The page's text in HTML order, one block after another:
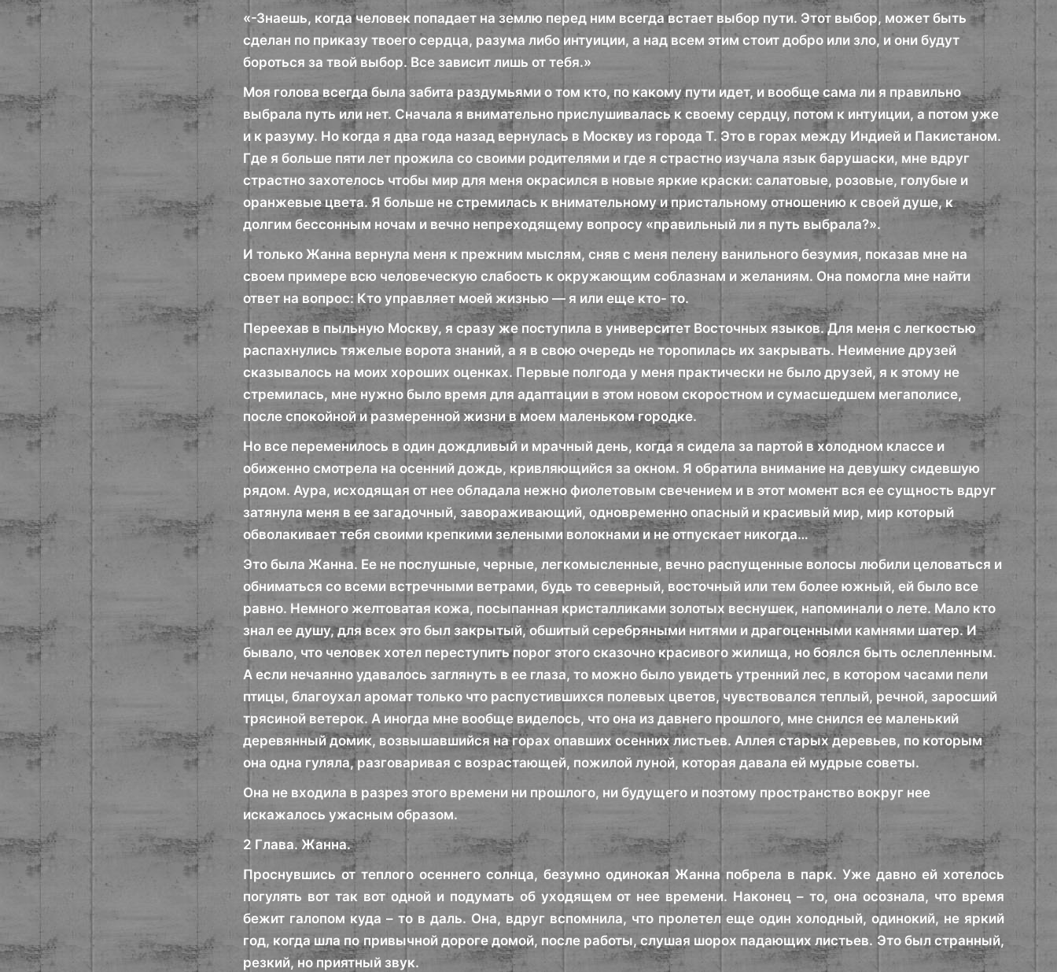
«-Знаешь, когда человек попадает на землю перед ним всегда встает выбор пути. Этот выбор, может быть
сделан по приказу твоего сердца, разума либо интуиции, а над всем этим стоит добро или зло, и они будут
бороться за твой выбор. Все зависит лишь от тебя.»
Моя голова всегда была забита раздумьями о том кто, по какому пути идет, и вообще сама ли я правильно
выбрала путь или нет. Сначала я внимательно прислушивалась к своему сердцу, потом к интуиции, а потом уже
и к разуму. Но когда я два года назад вернулась в Москву из города Т. Это в горах между Индией и Пакистаном.
Где я больше пяти лет прожила со своими родителями и где я страстно изучала язык барушаски, мне вдруг
страстно захотелось чтобы мир для меня окрасился в новые яркие краски: салатовые, розовые, голубые и
оранжевые цвета. Я больше не стремилась к внимательному и пристальному отношению к своей душе, к
долгим бессонным ночам и вечно непреходящему вопросу «правильный ли я путь выбрала?».
И только Жанна вернула меня к прежним мыслям, сняв с меня пелену ванильного безумия, показав мне на
своем примере всю человеческую слабость к окружающим соблазнам и желаниям. Она помогла мне найти
ответ на вопрос: Кто управляет моей жизнью — я или еще кто- то.
Переехав в пыльную Москву, я сразу же поступила в университет Восточных языков. Для меня с легкостью
распахнулись тяжелые ворота знаний, а я в свою очередь не торопилась их закрывать. Неимение друзей
сказывалось на моих хороших оценках. Первые полгода у меня практически не было друзей, я к этому не
стремилась, мне нужно было время для адаптации в этом новом скоростном и сумасшедшем мегаполисе,
после спокойной и размеренной жизни в моем маленьком городке.
Но все переменилось в один дождливый и мрачный день, когда я сидела за партой в холодном классе и
обиженно смотрела на осенний дождь, кривляющийся за окном. Я обратила внимание на девушку сидевшую
рядом. Аура, исходящая от нее обладала нежно фиолетовым свечением и в этот момент вся ее сущность вдруг
затянула меня в ее загадочный, завораживающий, одновременно опасный и красивый мир, мир который
обволакивает тебя своими крепкими зелеными волокнами и не отпускает никогда…
Это была Жанна. Ее не послушные, черные, легкомысленные, вечно распущенные волосы любили целоваться и
обниматься со всеми встречными ветрами, будь то северный, восточный или тем более южный, ей было все
равно. Немного желтоватая кожа, посыпанная кристалликами золотых веснушек, напоминали о лете. Мало кто
знал ее душу, для всех это был закрытый, обшитый серебряными нитями и драгоценными камнями шатер. И
бывало, что человек хотел переступить порог этого сказочно красивого жилища, но боялся быть ослепленным.
А если нечаянно удавалось заглянуть в ее глаза, то можно было увидеть утренний лес, в котором часами пели
птицы, благоухал аромат только что распустившихся полевых цветов, чувствовался теплый, речной, заросший
трясиной ветерок. А иногда мне вообще виделось, что она из давнего прошлого, мне снился ее маленький
деревянный домик, возвышавшийся на горах опавших осенних листьев. Аллея старых деревьев, по которым
она одна гуляла, разговаривая с возрастающей, пожилой луной, которая давала ей мудрые советы.
Она не входила в разрез этого времени ни прошлого, ни будущего и поэтому пространство вокруг нее
искажалось ужасным образом.
2 Глава. Жанна.
Проснувшись от теплого осеннего солнца, безумно одинокая Жанна побрела в парк. Уже давно ей хотелось
погулять вот так вот одной и подумать об уходящем от нее времени. Наконец – то, она осознала, что время
бежит галопом куда – то в даль. Она, вдруг вспомнила, что пролетел еще один холодный, одинокий, не яркий
год, когда шла по привычной дороге домой, после работы, слушая шорох падающих листьев. Это был странный,
резкий, но приятный звук.